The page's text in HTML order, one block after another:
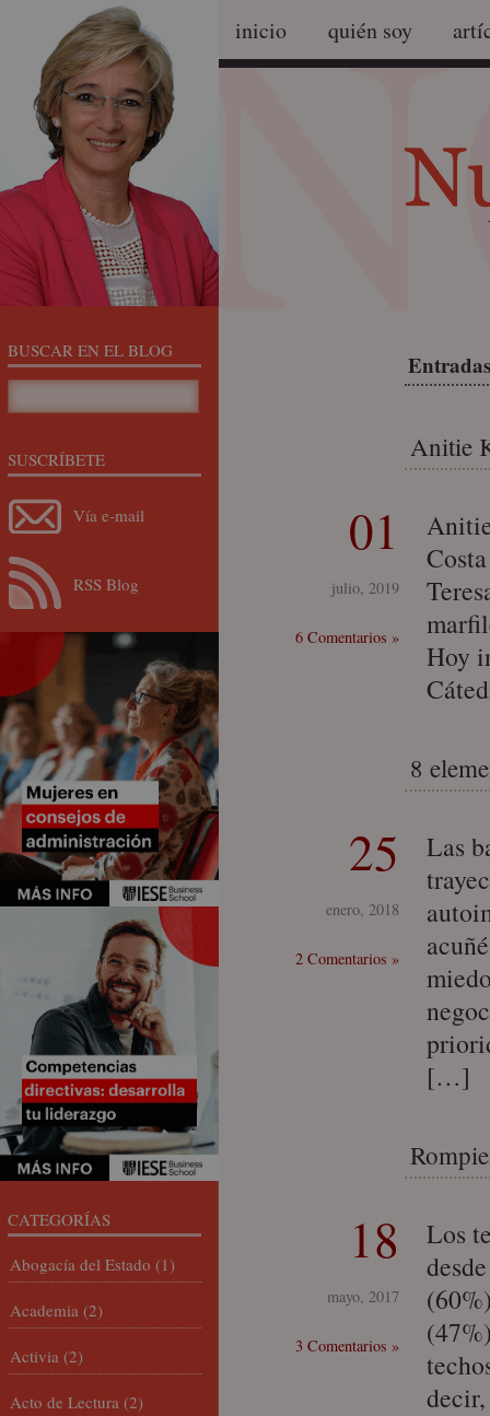
inicio quién soy
Anitie
01
julio, 2019
6 Comentarios »
Hoy
8
25
enero, 2018
2 Comentarios »
Las
[…]
18
mayo, 2017
3 Comentarios »
Los
BUSCAR EN EL BLOG
SUSCRÍBETE
Vía e-mail
RSS Blog
CATEGORÍAS
Abogacía del Estado (1)
Academia (2)
Activia (2)
Acto de Lectura (2)